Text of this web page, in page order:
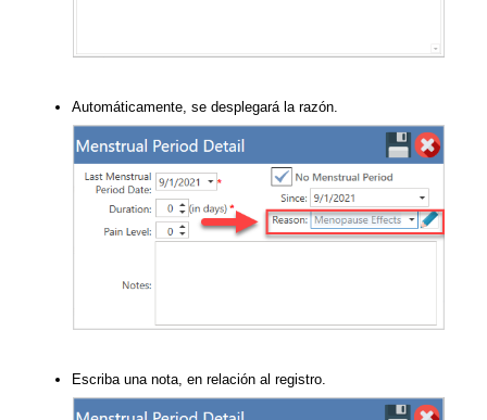
Automáticamente, se desplegará la razón.
Escriba una nota, en relación al registro.